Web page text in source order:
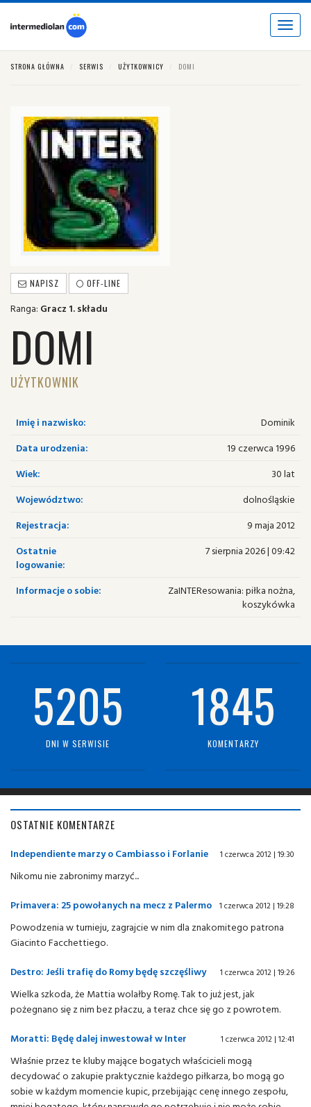
Toggle
STRONA GŁÓWNA SERWIS UŻYTKOWNICY DOMI
NAPISZ OFF-LINE
Ranga: Gracz 1. składu
DOMI
UŻYTKOWNIK
Imię i nazwisko:
Dominik
Data urodzenia:
19 czerwca 1996
Wiek:
30 lat
Województwo:
dolnośląskie
Rejestracja:
9 maja 2012
Ostatnie
logowanie:
7 sierpnia 2026 | 09:42
Informacje o sobie:
ZaINTEResowania: piłka nożna,
koszykówka
5205
DNI W SERWISIE
1845
KOMENTARZY
OSTATNIE KOMENTARZE
Independiente marzy o Cambiasso i Forlanie 1 czerwca 2012 | 19:30
Nikomu nie zabronimy marzyć...
Primavera: 25 powołanych na mecz z Palermo
1 czerwca 2012 | 19:28
Powodzenia w turnieju, zagrajcie w nim dla znakomitego patrona
Giacinto Facchettiego.
Destro: Jeśli trafię do Romy będę szczęśliwy
1 czerwca 2012 | 19:26
Wielka szkoda, że Mattia wolałby Romę. Tak to już jest, jak
pożegnano się z nim bez płaczu, a teraz chce się go z powrotem.
Moratti: Będę dalej inwestował w Inter
1 czerwca 2012 | 12:41
Właśnie przez te kluby mające bogatych właścicieli mogą
decydować o zakupie praktycznie każdego piłkarza, bo mogą go
sobie w każdym momencie kupic, przebijając cenę innego zespołu,